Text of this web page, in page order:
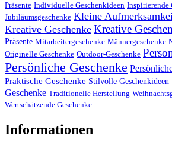
Präsente Individuelle Geschenkideen Inspirierende
Jubiläumsgeschenke Kleine
Kreative Geschenke Kreative
Präsente Mitarbeitergeschenke Männergeschenke
Originelle Geschenke Outdoor-Geschenke
Persönliche Geschenke
Praktische Geschenke Stilvolle Geschenkideen
Geschenke Traditionelle Herstellung
Wertschätzende Geschenke
Informationen